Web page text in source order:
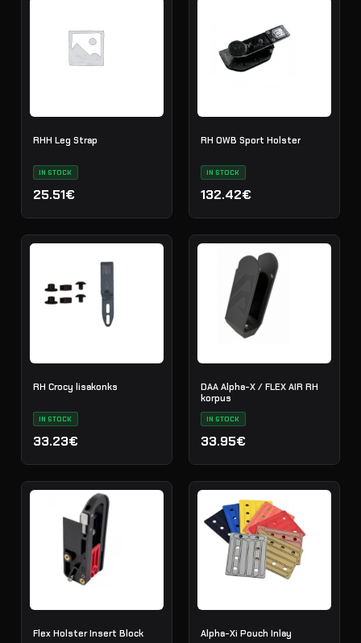
RHH Leg Strap
IN STOCK
25.51€
RH OWB Sport Holster
IN STOCK
132.42€
RH Crocy lisakonks
IN STOCK
33.23€
DAA Alpha-X / FLEX AIR RH
korpus
IN STOCK
33.95€
Flex Holster Insert Block Alpha-Xi Pouch Inlay